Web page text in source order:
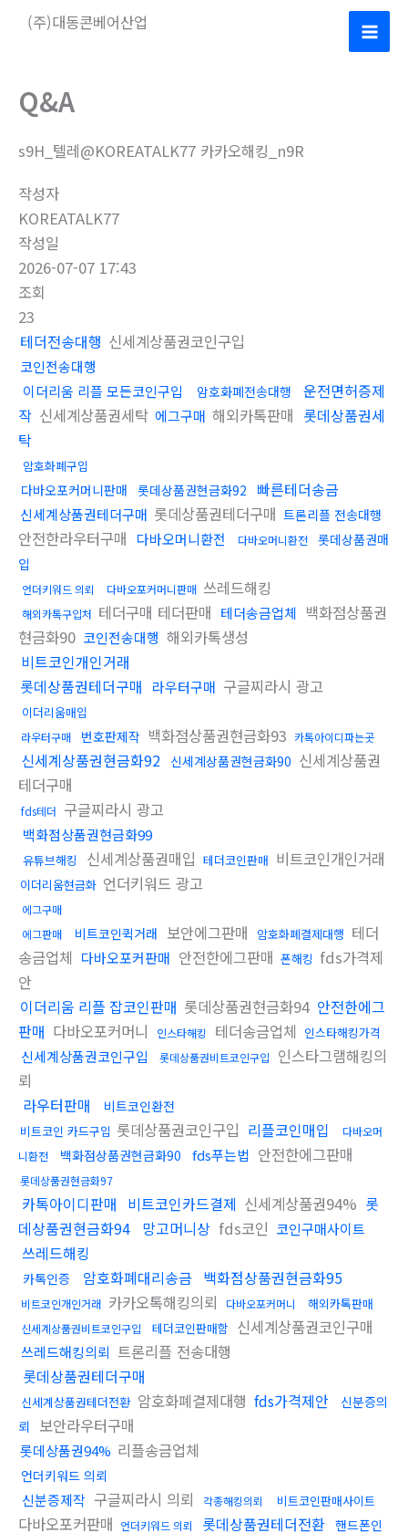
(주)대동콘베어산업
Main
Q&A
s9H_텔레@KOREATALK77 카카오해킹_n9R
작성자
KOREATALK77
작성일
2026-07-07 17:43
조회
23
테더전송대행 신세계상품권코인구입
코인전송대행
이더리움 리플 모든코인구입
암호화폐전송대행
운전면허증제
작 신세계상품권세탁 에그구매 해외카톡판매 롯데상품권세
탁
암호화폐구입
다바오포커머니판매 롯데상품권현금화92 빠른테더송금
신세계상품권테더구매 롯데상품권테더구매 트론리플 전송대행
안전한라우터구매 다바오머니환전 다바오머니환전
롯데상품권매
입
언더키워드 의뢰 다바오포커머니판매 쓰레드해킹
해외카톡구입처 테더구매 테더판매 테더송금업체 백화점상품권
현금화90 코인전송대행 해외카톡생성
비트코인개인거래
롯데상품권테더구매
라우터구매 구글찌라시 광고
이더리움매입
라우터구매 번호판제작 백화점상품권현금화93 카톡아이디파는곳
신세계상품권현금화92 신세계상품권현금화90 신세계상품권
테더구매
fds테더 구글찌라시 광고
백화점상품권현금화99
유튜브해킹 신세계상품권매입 테더코인판매 비트코인개인거래
이더리움현금화 언더키워드 광고
에그구매
에그판매
비트코인퀵거래 보안에그판매 암호화폐결제대행 테더
송금업체 다바오포커판매 안전한에그판매 폰해킹 fds가격제
안
이더리움 리플 잡코인판매 롯데상품권현금화94 안전한에그
판매 다바오포커머니 인스타해킹 테더송금업체 인스타해킹가격
신세계상품권코인구입 롯데상품권비트코인구입
인스타그램해킹의
뢰
라우터판매
비트코인환전
비트코인 카드구입 롯데상품권코인구입 리플코인매입
다바오머
니환전
백화점상품권현금화90 fds푸는법 안전한에그판매
롯데상품권현금화97
카톡아이디판매 비트코인카드결제 신세계상품권94% 롯
데상품권현금화94 망고머니상 fds코인 코인구매사이트
쓰레드해킹
카톡인증 암호화폐대리송금 백화점상품권현금화95
비트코인개인거래 카카오톡해킹의뢰 다바오포커머니 해외카톡판매
신세계상품권비트코인구입 테더코인판매함 신세계상품권코인구매
쓰레드해킹의뢰 트론리플 전송대행
롯데상품권테더구매
신세계상품권테더전환 암호화폐결제대행 fds가격제안
신분증의
뢰 보안라우터구매
롯데상품권94% 리플송금업체
언더키워드 의뢰
신분증제작 구글찌라시 의뢰 각종해킹의뢰 비트코인판매사이트
다바오포커판매 언더키워드 의뢰 롯데상품권테더전환 핸드폰인